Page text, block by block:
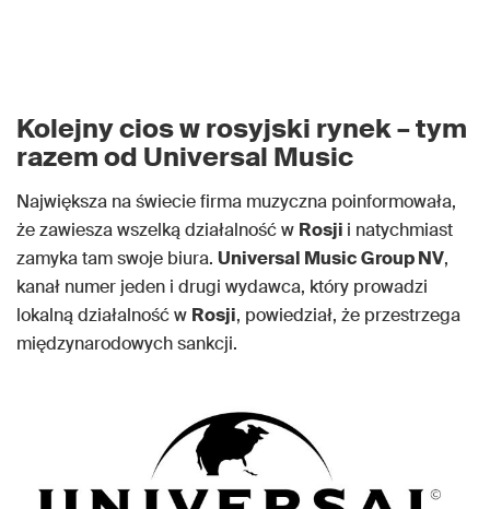
Kolejny cios w rosyjski rynek – tym
razem od Universal Music
Największa na świecie firma muzyczna poinformowała,
że zawiesza wszelką działalność w Rosji i natychmiast
zamyka tam swoje biura. Universal Music Group NV,
kanał numer jeden i drugi wydawca, który prowadzi
lokalną działalność w Rosji, powiedział, że przestrzega
międzynarodowych sankcji.